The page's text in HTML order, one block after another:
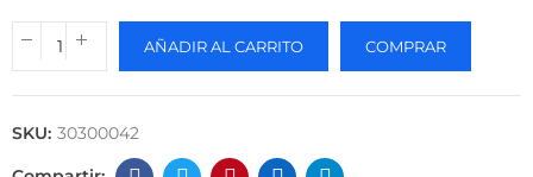
AÑADIR AL CARRITO COMPRAR
SKU: 30300042